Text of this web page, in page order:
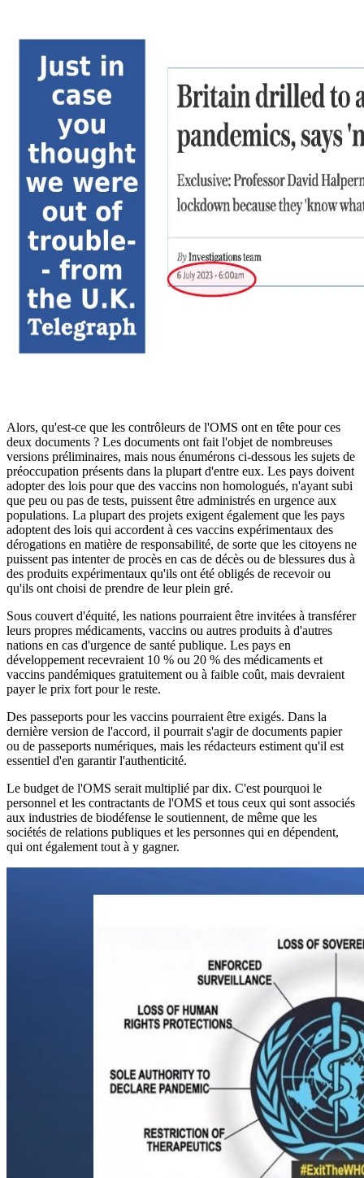
Alors, qu'est-ce que les contrôleurs de l'OMS ont en tête pour ces
deux documents ? Les documents ont fait l'objet de nombreuses
versions préliminaires, mais nous énumérons ci-dessous les sujets de
préoccupation présents dans la plupart d'entre eux. Les pays doivent
adopter des lois pour que des vaccins non homologués, n'ayant subi
que peu ou pas de tests, puissent être administrés en urgence aux
populations. La plupart des projets exigent également que les pays
adoptent des lois qui accordent à ces vaccins expérimentaux des
dérogations en matière de responsabilité, de sorte que les citoyens ne
puissent pas intenter de procès en cas de décès ou de blessures dus à
des produits expérimentaux qu'ils ont été obligés de recevoir ou
qu'ils ont choisi de prendre de leur plein gré.
Sous couvert d'équité, les nations pourraient être invitées à transférer
leurs propres médicaments, vaccins ou autres produits à d'autres
nations en cas d'urgence de santé publique. Les pays en
développement recevraient 10 % ou 20 % des médicaments et
vaccins pandémiques gratuitement ou à faible coût, mais devraient
payer le prix fort pour le reste.
Des passeports pour les vaccins pourraient être exigés. Dans la
dernière version de l'accord, il pourrait s'agir de documents papier
ou de passeports numériques, mais les rédacteurs estiment qu'il est
essentiel d'en garantir l'authenticité.
Le budget de l'OMS serait multiplié par dix. C'est pourquoi le
personnel et les contractants de l'OMS et tous ceux qui sont associés
aux industries de biodéfense le soutiennent, de même que les
sociétés de relations publiques et les personnes qui en dépendent,
qui ont également tout à y gagner.